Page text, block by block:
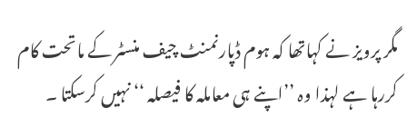
مگر پرویز نے کہاتھا کہ ہوم ڈپارنمنٹ چیف منسٹر کے ماتحت کام
کررہا ہے لہذا وہ ’’اپنے ہی معاملہ کا فیصلہ ‘‘ نہیں کرسکتا ۔